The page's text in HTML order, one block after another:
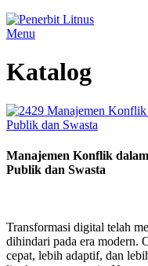
Menu
Katalog
Manajemen Konflik
Publik dan Swasta
Transformasi digital telah
dihindari pada era modern.
cepat, lebih adaptif, dan